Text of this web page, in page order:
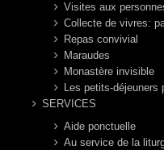
Visites aux
Collecte de vivres:
Repas convivial
Maraudes
Monastère invisible
Les petits-déjeuners
SERVICES
Aide ponctuelle
Au service de la